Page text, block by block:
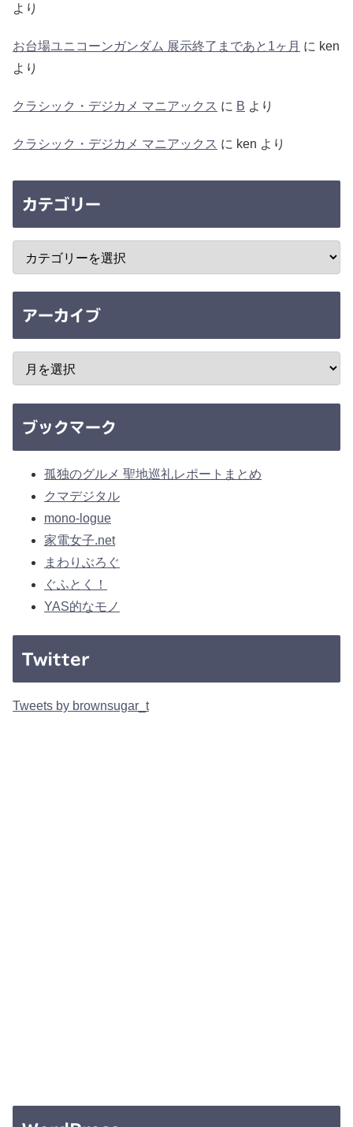
より
お台場ユニコーンガンダム 展示終了まであと1ヶ月 に ken
より
クラシック・デジカメ マニアックス に B より
クラシック・デジカメ マニアックス に ken より
カテゴリー
アーカイブ
ブックマーク
孤独のグルメ 聖地巡礼レポートまとめ
クマデジタル
mono-logue
家電女子.net
まわりぶろぐ
ぐふとく！
YAS的なモノ
Twitter
Tweets by brownsugar_t